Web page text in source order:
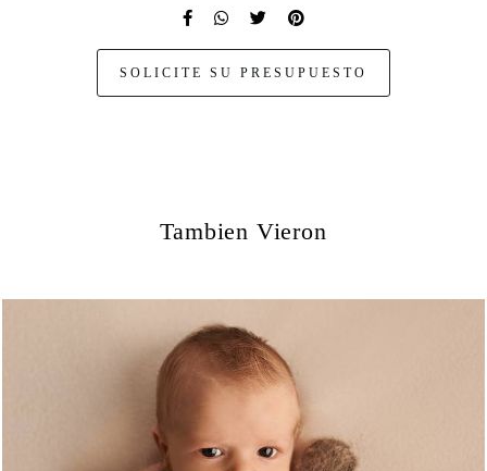
SOLICITE SU PRESUPUESTO
Tambien Vieron